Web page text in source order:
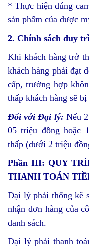
* Thực hiện đúng
sản phẩm của dược
2. Chính sách duy
Khi khách hàng trở
khách hàng phải đạt
cấp, trường hợp
thấp khách hàng sẽ
Đối với Đại lý: Nếu
05 triệu đồng hoặc
thấp (dưới 2 triệu
Phần III: QUY
THANH TOÁN
Đại lý phải thống kê
nhận đơn hàng của
danh sách.
Đại lý phải thanh